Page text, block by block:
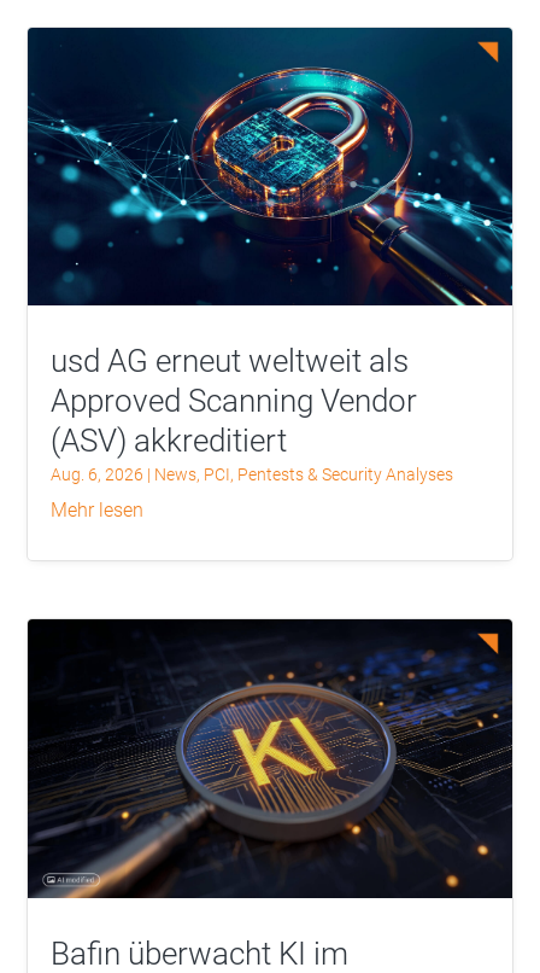
usd AG erneut weltweit als
Approved Scanning Vendor
(ASV) akkreditiert
Aug. 6, 2026 | News, PCI, Pentests & Security Analyses
mehr lesen
Bafin überwacht KI im